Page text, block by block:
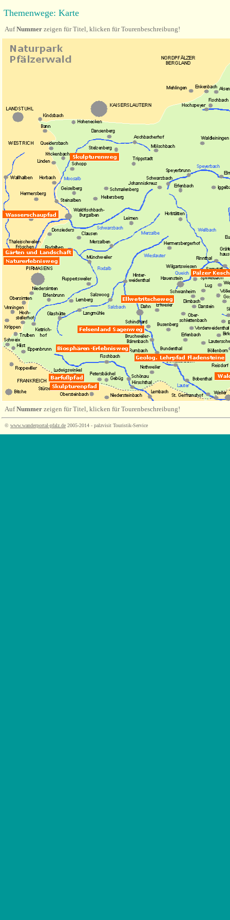
Themenwege: Karte
AufNummer zeigen für Titel, klicken für Tourenbeschreibung!
AufNummer zeigen für Titel, klicken für Tourenbeschreibung!
© www.wanderportal-pfalz.de 2005-2014 - palzvisit Touristik-Service